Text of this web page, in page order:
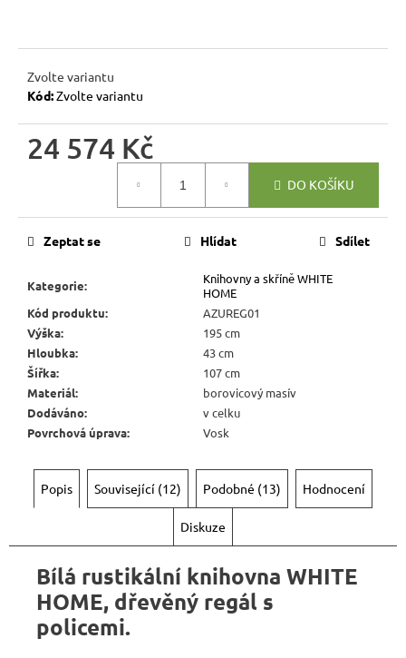
Zvolte variantu
Kód:Zvolte variantu
24 574 Kč
DO KOŠÍKU
Kategorie:
Knihovny a skříně WHITE
HOME
Kód produktu:
AZUREG01
Výška:
195 cm
Hloubka:
43 cm
Šířka:
107 cm
Materiál:
borovicový masív
Dodáváno:
v celku
Povrchová úprava: Vosk
Zeptat se Hlídat Sdílet
Popis Související (12) Podobné (13) Hodnocení
Diskuze
Bílá rustikální knihovna WHITE
HOME, dřevěný regál s
policemi.
j
e
m
e
HOME
BAX25
PROSTOREM
048
Kč
Původně:
720
Kč